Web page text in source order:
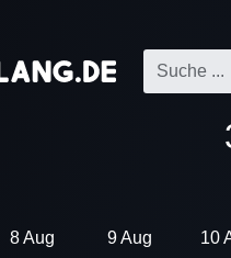
8 Aug 9 Aug 10